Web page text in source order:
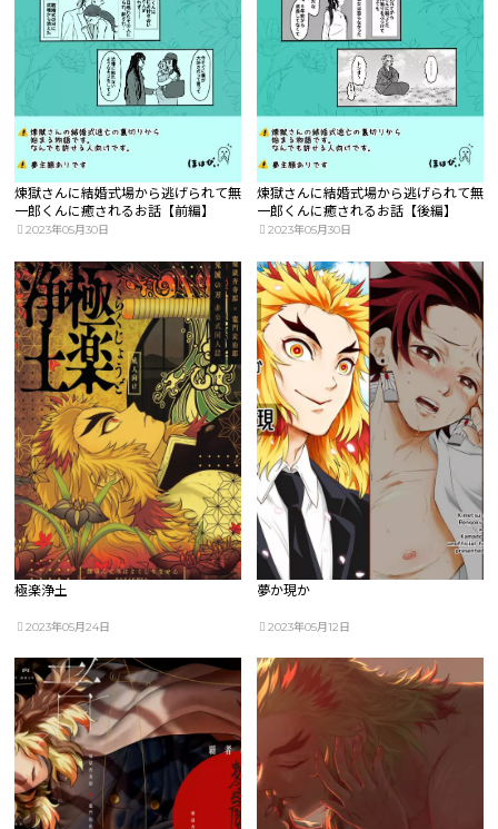
煉獄さんに結婚式場から逃げられて無
一郎くんに癒されるお話【前編】
2023年05月30日
煉獄さんに結婚式場から逃げられて無
一郎くんに癒されるお話【後編】
2023年05月30日
極楽浄土
2023年05月24日
夢か現か
2023年05月12日